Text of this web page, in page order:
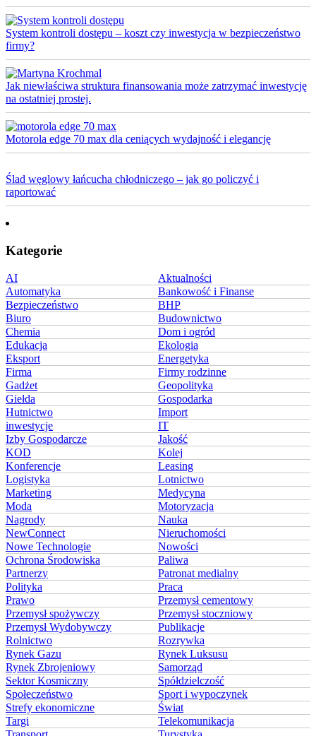
System kontroli dostępu – koszt czy inwestycja w bezpieczeństwo
firmy?
Jak niewłaściwa struktura finansowania może zatrzymać inwestycję
na ostatniej prostej.
Motorola edge 70 max dla ceniących wydajność i elegancję
Ślad węglowy łańcucha chłodniczego – jak go policzyć i
raportować
Kategorie
AI
Aktualności
Automatyka
Bankowość i Finanse
Bezpieczeństwo
BHP
Biuro
Budownictwo
Chemia
Dom i ogród
Edukacja
Ekologia
Eksport
Energetyka
Firma
Firmy rodzinne
Gadżet
Geopolityka
Giełda
Gospodarka
Hutnictwo
Import
inwestycje
IT
Izby Gospodarcze
Jakość
KOD
Kolej
Konferencje
Leasing
Logistyka
Lotnictwo
Marketing
Medycyna
Moda
Motoryzacja
Nagrody
Nauka
NewConnect
Nieruchomości
Nowe Technologie
Nowości
Ochrona Środowiska
Paliwa
Partnerzy
Patronat medialny
Polityka
Praca
Prawo
Przemysł cementowy
Przemysł spożywczy
Przemysł stoczniowy
Przemysł Wydobywczy
Publikacje
Rolnictwo
Rozrywka
Rynek Gazu
Rynek Luksusu
Rynek Zbrojeniowy
Samorząd
Sektor Kosmiczny
Spółdzielczość
Społeczeństwo
Sport i wypoczynek
Strefy ekonomiczne
Świat
Targi
Telekomunikacja